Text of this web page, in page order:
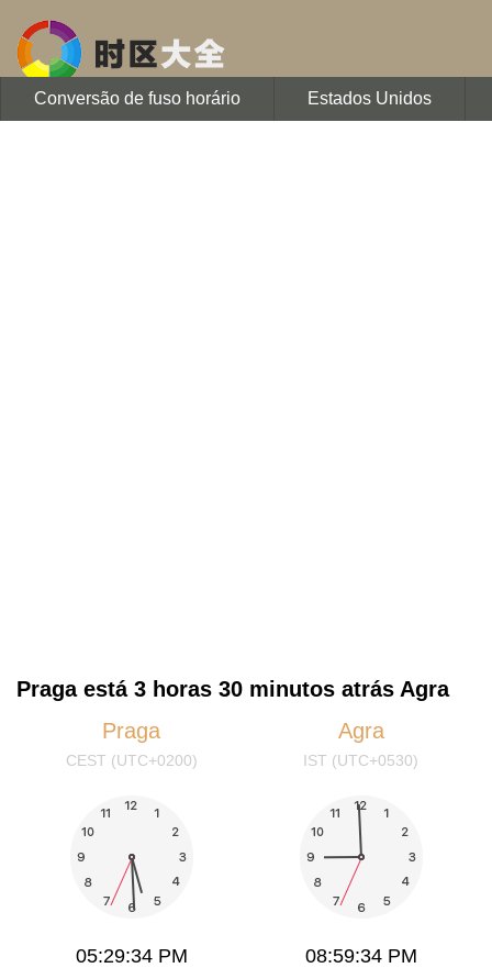
Conversão de fuso horário Estados Unidos
Praga está 3 horas 30 minutos atrás Agra
Praga
CEST (UTC+0200)
05:29:34 PM
Agra
IST (UTC+0530)
08:59:34 PM